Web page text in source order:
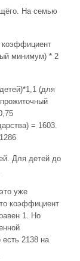
На семью
минимум) * 2
(для
= 1603.
Для детей до
уже
коэффициент
1. Но
2138 на